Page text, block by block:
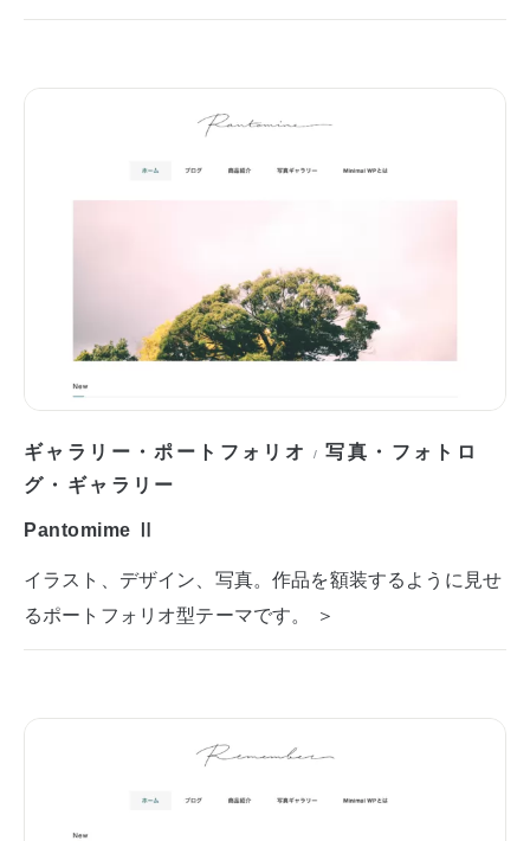
ギャラリー・ポートフォリオ /写真・フォトロ
グ・ギャラリー
Pantomime Ⅱ
イラスト、デザイン、写真。作品を額装するように見せ
るポートフォリオ型テーマです。 ＞